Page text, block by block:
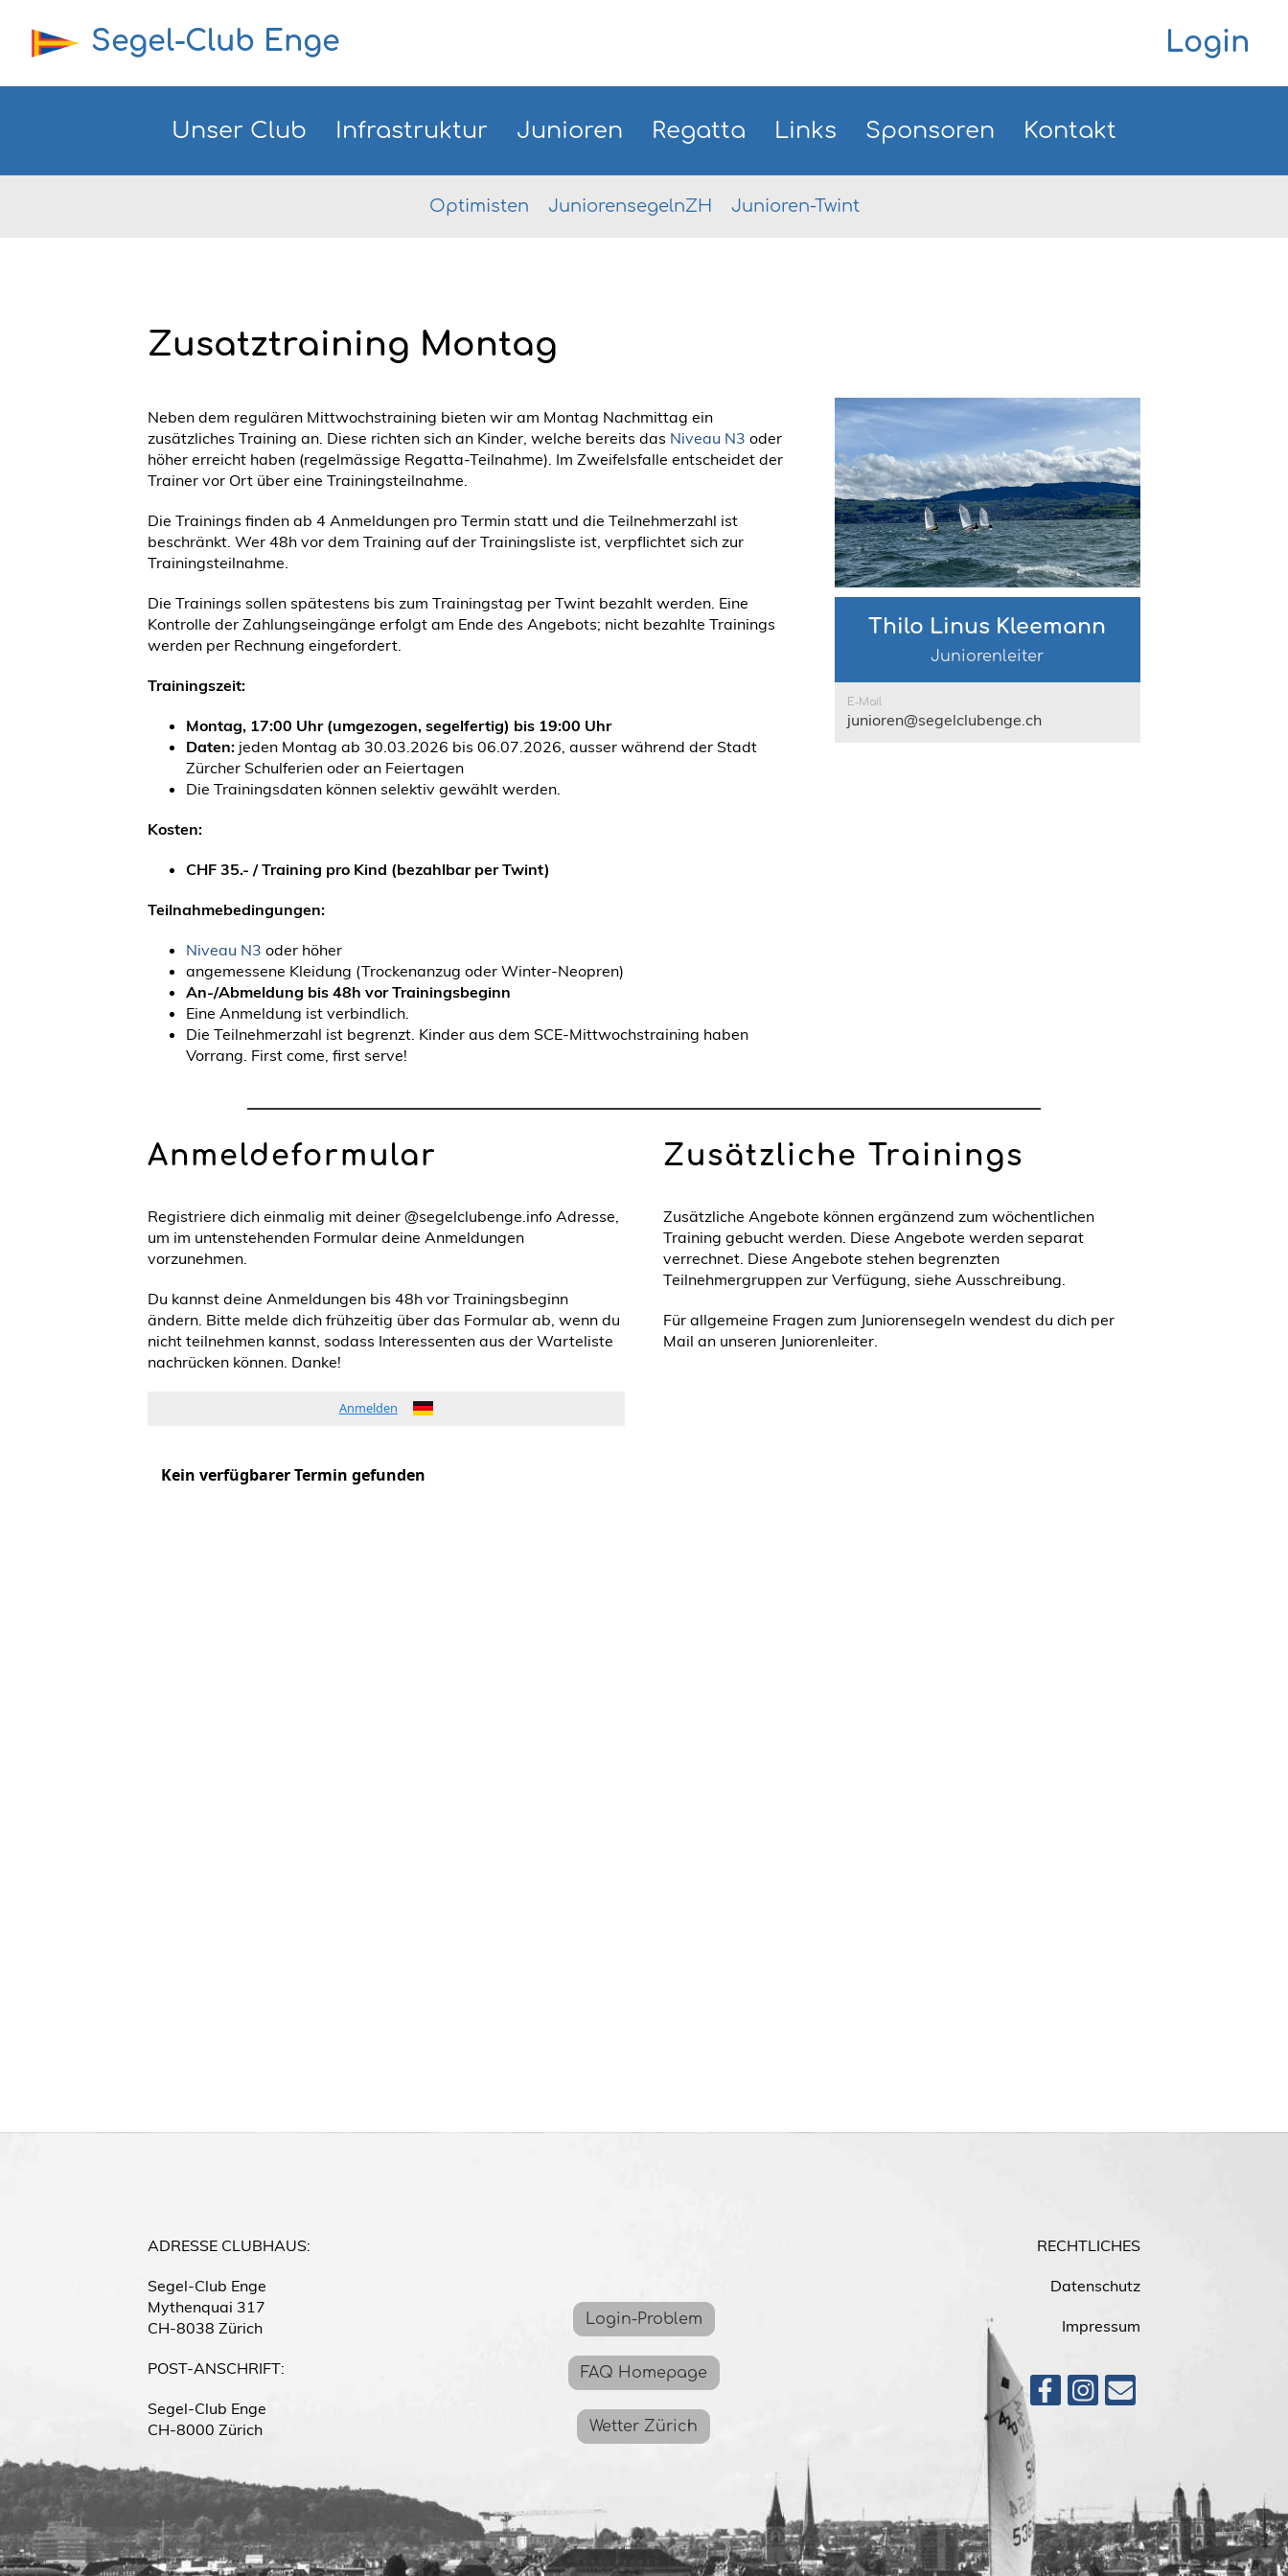
Segel-Club Enge Login
Unser Club Infrastruktur Junioren Regatta Links Sponsoren Kontakt
Optimisten JuniorensegelnZH Junioren-Twint
Zusatztraining Montag
Neben dem regulären Mittwochstraining bieten wir am Montag Nachmittag ein
zusätzliches Training an. Diese richten sich an Kinder, welche bereits das Niveau N3 oder
höher erreicht haben (regelmässige Regatta-Teilnahme). Im Zweifelsfalle entscheidet der
Trainer vor Ort über eine Trainingsteilnahme.
Die Trainings finden ab 4 Anmeldungen pro Termin statt und die Teilnehmerzahl ist
beschränkt. Wer 48h vor dem Training auf der Trainingsliste ist, verpflichtet sich zur
Trainingsteilnahme.
Die Trainings sollen spätestens bis zum Trainingstag per Twint bezahlt werden. Eine
Kontrolle der Zahlungseingänge erfolgt am Ende des Angebots; nicht bezahlte Trainings
werden per Rechnung eingefordert.
Trainingszeit:
Montag, 17:00 Uhr (umgezogen, segelfertig) bis 19:00 Uhr
Daten: jeden Montag ab 30.03.2026 bis 06.07.2026, ausser während der Stadt
Zürcher Schulferien oder an Feiertagen
Die Trainingsdaten können selektiv gewählt werden.
Kosten:
CHF 35.- / Training pro Kind (bezahlbar per Twint)
Teilnahmebedingungen:
Niveau N3 oder höher
angemessene Kleidung (Trockenanzug oder Winter-Neopren)
An-/Abmeldung bis 48h vor Trainingsbeginn
Eine Anmeldung ist verbindlich.
Die Teilnehmerzahl ist begrenzt. Kinder aus dem SCE-Mittwochstraining haben
Vorrang. First come, first serve!
Thilo Linus Kleemann
Juniorenleiter
E-Mail
junioren@segelclubenge.ch
Anmeldeformular
Registriere dich einmalig mit deiner @segelclubenge.info Adresse,
um im untenstehenden Formular deine Anmeldungen
vorzunehmen.
Du kannst deine Anmeldungen bis 48h vor Trainingsbeginn
ändern. Bitte melde dich frühzeitig über das Formular ab, wenn du
nicht teilnehmen kannst, sodass Interessenten aus der Warteliste
nachrücken können. Danke!
Zusätzliche Trainings
Zusätzliche Angebote können ergänzend zum wöchentlichen
Training gebucht werden. Diese Angebote werden separat
verrechnet. Diese Angebote stehen begrenzten
Teilnehmergruppen zur Verfügung, siehe Ausschreibung.
Für allgemeine Fragen zum Juniorensegeln wendest du dich per
Mail an unseren Juniorenleiter.
ADRESSE CLUBHAUS:
Segel-Club Enge
Mythenquai 317
CH-8038 Zürich
POST-ANSCHRIFT:
Segel-Club Enge
CH-8000 Zürich
Login-Problem
FAQ Homepage
Wetter Zürich
RECHTLICHES
Datenschutz
Impressum